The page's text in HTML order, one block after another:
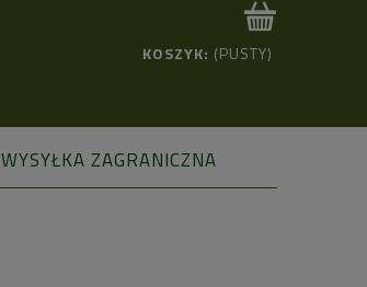
KOSZYK: (PUSTY)
WYSYŁKA ZAGRANICZNA